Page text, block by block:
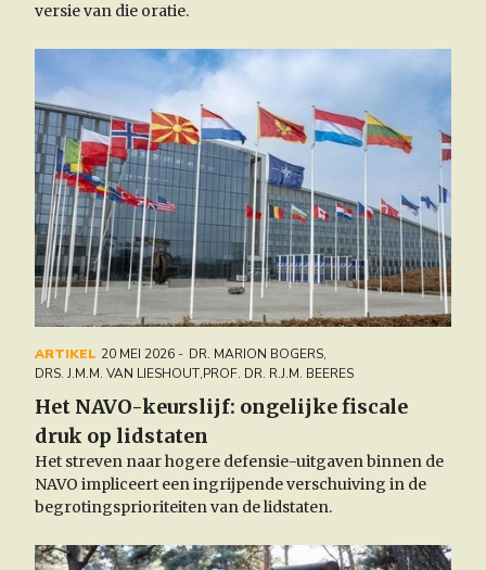
versie van die oratie.
ARTIKEL 20 MEI 2026 DR. MARION BOGERS,
DRS. J.M.M. VAN LIESHOUT,PROF. DR. R.J.M. BEERES
Het NAVO-keurslijf: ongelijke fiscale
druk op lidstaten
Het streven naar hogere defensie-uitgaven binnen de
NAVO impliceert een ingrijpende verschuiving in de
begrotingsprioriteiten van de lidstaten.